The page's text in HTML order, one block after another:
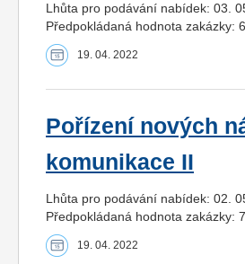
Lhůta pro podávání nabídek: 03.
Předpokládaná hodnota zakázky:
19. 04. 2022
Pořízení nových
komunikace II
Lhůta pro podávání nabídek: 02.
Předpokládaná hodnota zakázky:
19. 04. 2022